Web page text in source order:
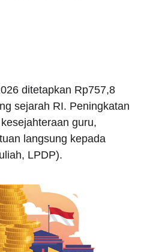
ditetapkan Rp757,8
sejarah RI. Peningkatan
guru,
langsung kepada
LPDP).